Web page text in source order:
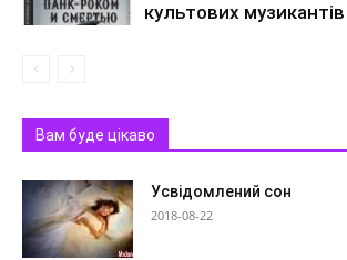
культових
Вам буде цікаво
Усвідомлений сон
2018-08-22